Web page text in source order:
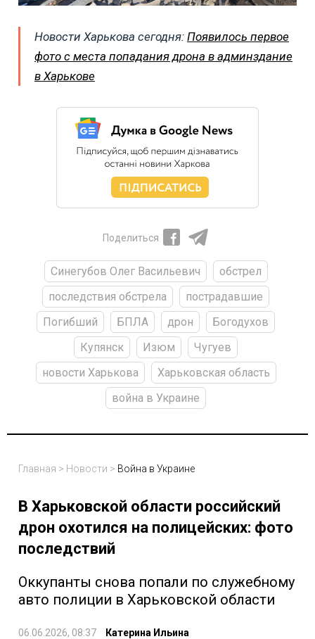
Новости Харькова сегодня: Появилось первое
фото с места попадания дрона в админздание
в Харькове
Поделиться
Синегубов Олег Васильевич
обстрел
последствия обстрела
пострадавшие
Погибший
БПЛА дрон
Богодухов
Купянск
Изюм
Чугуев
новости Харькова
Харьковская область
война в Украине
Главная > Новости > Война в Украине
В Харьковской области российский
дрон охотился на полицейских: фото
последствий
Оккупанты снова попали по служебному
авто полиции в Харьковской области
06.06.2026, 08:37 Катерина Ильина